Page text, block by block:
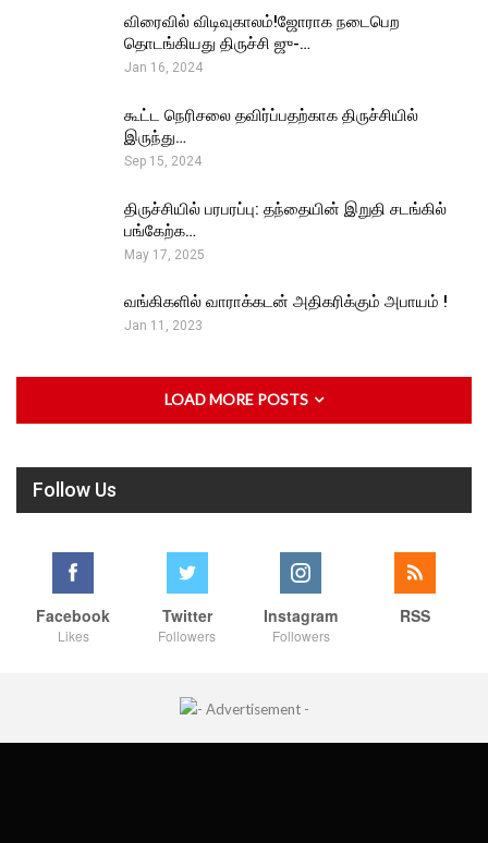
விரைவில் விடிவுகாலம்!ஜோராக நடைபெற
தொடங்கியது திருச்சி ஜு-…
Jan 16, 2024
கூட்ட நெரிசலை தவிர்ப்பதற்காக திருச்சியில்
இருந்து…
Sep 15, 2024
திருச்சியில் பரபரப்பு: தந்தையின் இறுதி சடங்கில்
பங்கேற்க…
May 17, 2025
வங்கிகளில் வாராக்கடன் அதிகரிக்கும் அபாயம் !
Jan 11, 2023
LOAD MORE POSTS
Follow Us
Facebook
Likes
Twitter
Followers
Instagram
Followers
RSS